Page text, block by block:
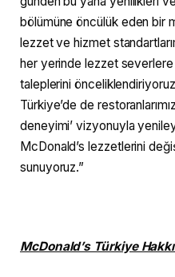
bölümüne öncülük eden bir
lezzet ve hizmet
her yerinde lezzet
taleplerini
Türkiye’de de
deneyimi’ vizyonuyla
McDonald’s lezzetlerini
sunuyoruz.”
McDonald’s Türkiye